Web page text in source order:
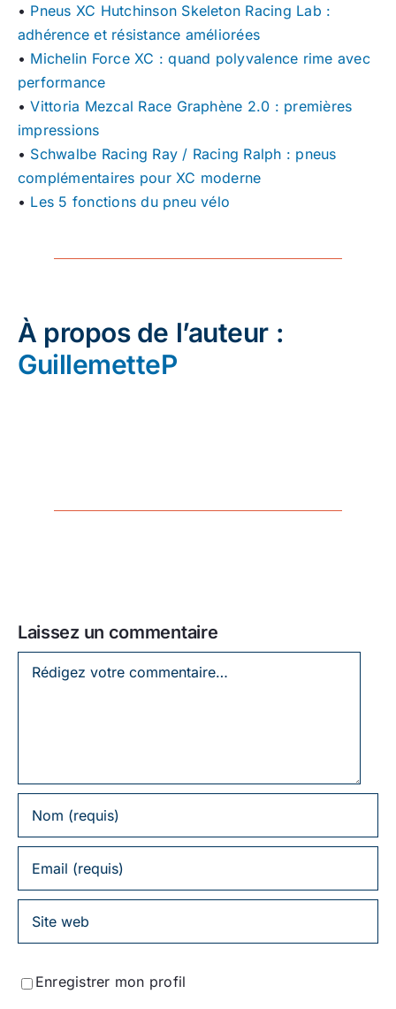
• Pneus XC Hutchinson Skeleton Racing Lab :
adhérence et résistance améliorées
• Michelin Force XC : quand polyvalence rime avec
performance
•Vittoria Mezcal Race Graphène 2.0 : premières
impressions
• Schwalbe Racing Ray / Racing Ralph : pneus
complémentaires pour XC moderne
• Les 5 fonctions du pneu vélo
À propos de l’auteur :
GuillemetteP
Laissez un commentaire
Laissez
Enregistrer mon profil